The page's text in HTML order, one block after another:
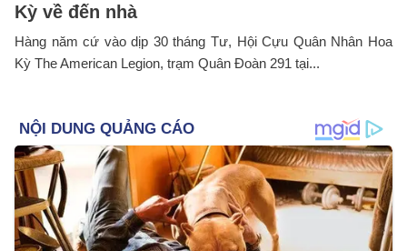
Kỳ về đến nhà
Hàng năm cứ vào dịp 30 tháng Tư, Hội Cựu Quân Nhân Hoa
Kỳ The American Legion, trạm Quân Đoàn 291 tại...